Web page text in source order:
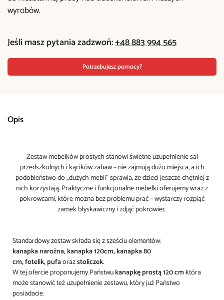
wyrobów.
Jeśli masz pytania zadzwoń:+48 883 994 565
Potrzebujesz pomocy?
Opis
Zestaw mebelków prostych stanowi świetne uzupełnienie sal
przedszkolnych i kącików zabaw – nie zajmują dużo miejsca, a ich
podobieństwo do „dużych mebli” sprawia, że dzieci jeszcze chętniej z
nich korzystają. Praktyczne i funkcjonalne mebelki oferujemy wraz z
pokrowcami, które można bez problemu prać – wystarczy rozpiąć
zamek błyskawiczny i zdjąć pokrowiec.
Standardowy zestaw składa się z sześciu elementów:
kanapka narożna,kanapka 120cm,kanapka 80
cm,fotelik,pufaorazstoliczek.
W tej ofercie proponujemy Państwukanapkę prostą 120 cmktóra
może stanowić też uzupełnienie zestawu, który już Państwo
posiadacie.